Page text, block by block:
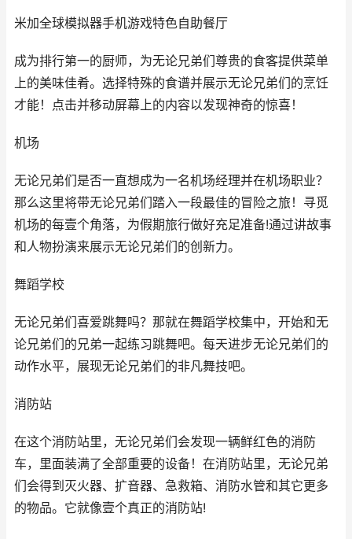
米加全球模拟器手机游戏特色自助餐厅
成为排行第一的厨师，为无论兄弟们尊贵的食客提供菜单
上的美味佳肴。选择特殊的食谱并展示无论兄弟们的烹饪
才能！点击并移动屏幕上的内容以发现神奇的惊喜！
机场
无论兄弟们是否一直想成为一名机场经理并在机场职业？
那么这里将带无论兄弟们踏入一段最佳的冒险之旅！寻觅
机场的每壹个角落，为假期旅行做好充足准备!通过讲故事
和人物扮演来展示无论兄弟们的创新力。
舞蹈学校
无论兄弟们喜爱跳舞吗？那就在舞蹈学校集中，开始和无
论兄弟们的兄弟一起练习跳舞吧。每天进步无论兄弟们的
动作水平，展现无论兄弟们的非凡舞技吧。
消防站
在这个消防站里，无论兄弟们会发现一辆鲜红色的消防
车，里面装满了全部重要的设备！在消防站里，无论兄弟
们会得到灭火器、扩音器、急救箱、消防水管和其它更多
的物品。它就像壹个真正的消防站!